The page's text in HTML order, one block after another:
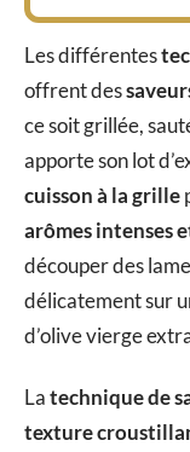
Les différentes
offrent des
ce soit grillée,
apporte son lot
cuisson à la grille
arômes intenses
découper des
délicatement sur
d’olive vierge
Latechnique de
texture